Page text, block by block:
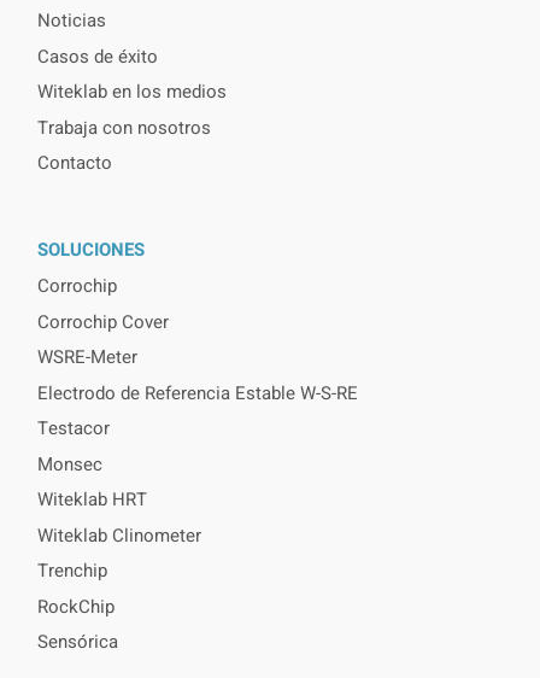
Noticias
Casos de éxito
Witeklab en los medios
Trabaja con nosotros
Contacto
SOLUCIONES
Corrochip
Corrochip Cover
WSRE-Meter
Electrodo de Referencia Estable W-S-RE
Testacor
Monsec
Witeklab HRT
Witeklab Clinometer
Trenchip
RockChip
Sensórica